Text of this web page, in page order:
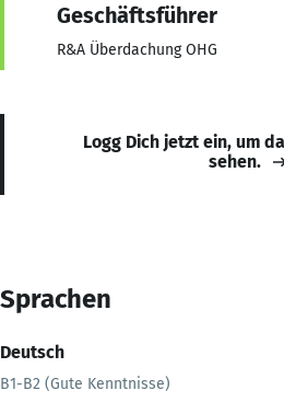
Geschäftsführer
R&A Überdachung OHG
Logg Dich jetzt ein, um
sehen.
Sprachen
Deutsch
B1-B2 (Gute Kenntnisse)